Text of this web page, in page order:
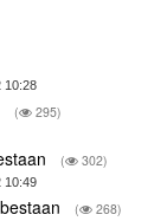
10:28
( 295)
( 302)
10:49
( 268)